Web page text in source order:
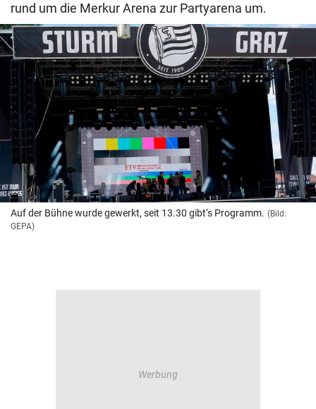
rund um die Merkur Arena zur Partyarena um.
Auf der Bühne wurde gewerkt, seit 13.30 gibt‘s Programm. (Bild:
GEPA)